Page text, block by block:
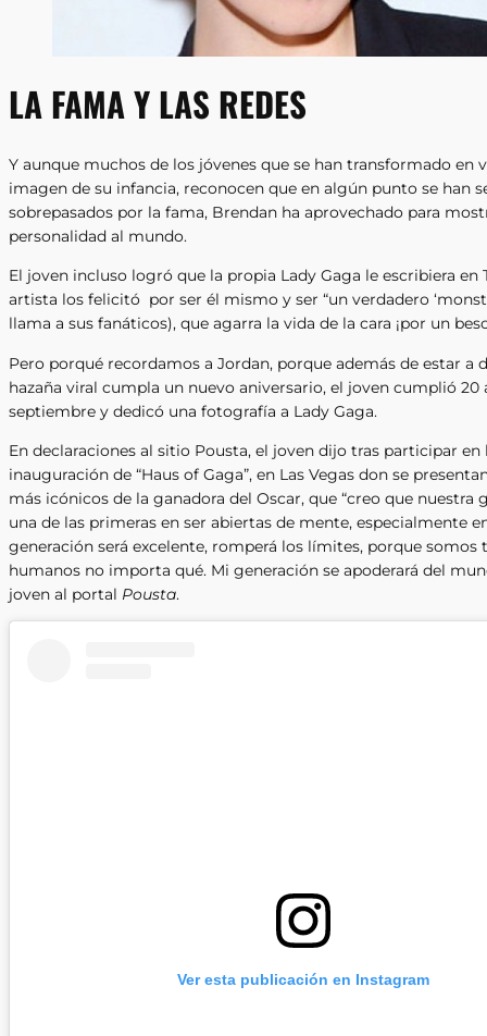
LA FAMA Y LAS REDES
Y aunque muchos de los jóvenes que se han transformado en
imagen de su infancia, reconocen que en algún punto se han
sobrepasados por la fama, Brendan ha aprovechado para
personalidad al mundo.
El joven incluso logró que la propia Lady Gaga le escribiera en
artista los felicitó por ser él mismo y ser “un verdadero
llama a sus fanáticos), que agarra la vida de la cara ¡por un
Pero porqué recordamos a Jordan, porque además de estar a
hazaña viral cumpla un nuevo aniversario, el joven cumplió 20
septiembre y dedicó una fotografía a Lady Gaga.
En declaraciones al sitio Pousta, el joven dijo tras participar en
inauguración de “Haus of Gaga”, en Las Vegas don se
más icónicos de la ganadora del Oscar, que “creo que nuestra
una de las primeras en ser abiertas de mente, especialmente
generación será excelente, romperá los límites, porque somos
humanos no importa qué. Mi generación se apoderará del
joven al portal Pousta.
Ver esta publicación en Instagram